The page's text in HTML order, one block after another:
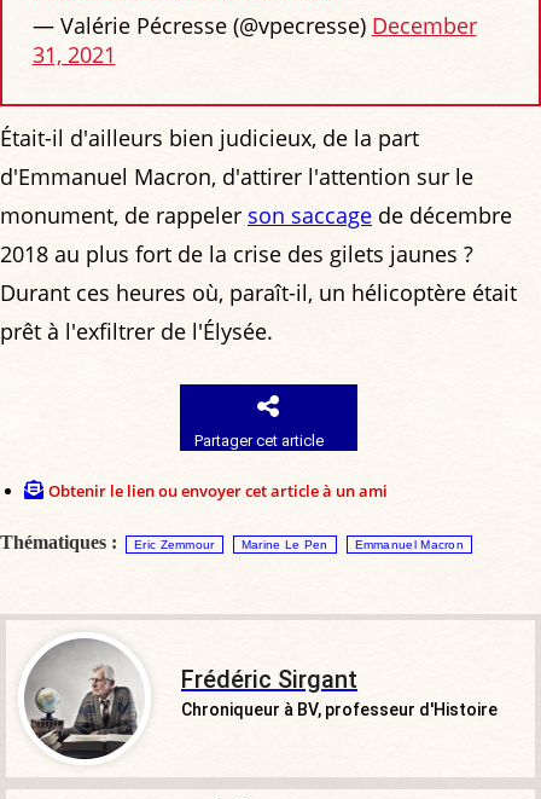
— Valérie Pécresse (@vpecresse) December
31, 2021
Était-il d'ailleurs bien judicieux, de la part
d'Emmanuel Macron, d'attirer l'attention sur le
monument, de rappeler son saccage de décembre
2018 au plus fort de la crise des gilets jaunes ?
Durant ces heures où, paraît-il, un hélicoptère était
prêt à l'exfiltrer de l'Élysée.
Partager cet article
Obtenir le lien ou envoyer cet article à un ami
Thématiques : Eric Zemmour Marine Le Pen Emmanuel Macron
Frédéric Sirgant
Chroniqueur à BV, professeur d'Histoire